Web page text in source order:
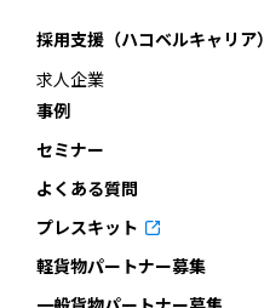
採用支援（ハコベルキャリア）
求人企業
事例
セミナー
よくある質問
プレスキット
軽貨物パートナー募集